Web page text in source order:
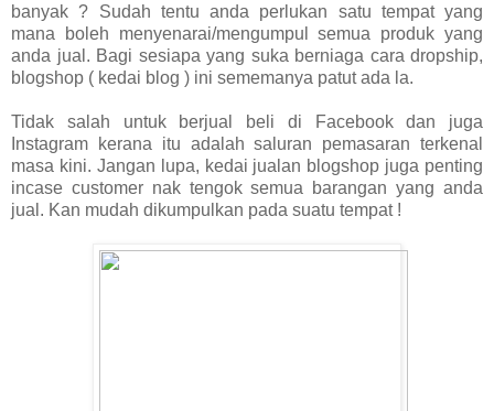
banyak ? Sudah tentu anda perlukan satu tempat yang
mana boleh menyenarai/mengumpul semua produk yang
anda jual. Bagi sesiapa yang suka berniaga cara dropship,
blogshop ( kedai blog ) ini sememanya patut ada la.
Tidak salah untuk berjual beli di Facebook dan juga
Instagram kerana itu adalah saluran pemasaran terkenal
masa kini. Jangan lupa, kedai jualan blogshop juga penting
incase customer nak tengok semua barangan yang anda
jual. Kan mudah dikumpulkan pada suatu tempat !